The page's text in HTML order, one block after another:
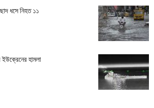
ছাদ ধসে নিহত ১১
ইউক্রেনের হামলা